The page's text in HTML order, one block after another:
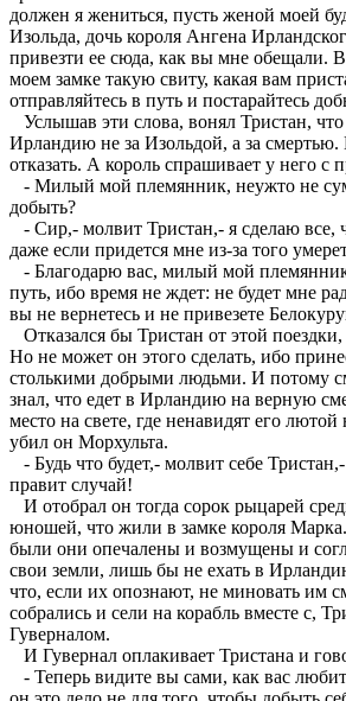
должен я жениться, пусть женой моей
Изольда, дочь короля Ангена
привезти ее сюда, как вы мне обещали.
моем замке такую свиту, какая вам
отправляйтесь в путь и постарайтесь
Услышав эти слова, вонял Тристан, что
Ирландию не за Изольдой, а за
отказать. А король спрашивает у него с
- Милый мой племянник, неужто не
добыть?
- Сир,- молвит Тристан,- я сделаю все,
даже если придется мне из-за того
- Благодарю вас, милый мой
путь, ибо время не ждет: не будет мне
вы не вернетесь и не привезете
Отказался бы Тристан от этой поездки,
Но не может он этого сделать, ибо
столькими добрыми людьми. И потому
знал, что едет в Ирландию на верную
место на свете, где ненавидят его лютой
убил он Морхульта.
- Будь что будет,- молвит себе
правит случай!
И отобрал он тогда сорок рыцарей
юношей, что жили в замке короля
были они опечалены и возмущены и
свои земли, лишь бы не ехать в
что, если их опознают, не миновать им
собрались и сели на корабль вместе с,
Гуверналом.
И Гувернал оплакивает Тристана и
- Теперь видите вы сами, как вас